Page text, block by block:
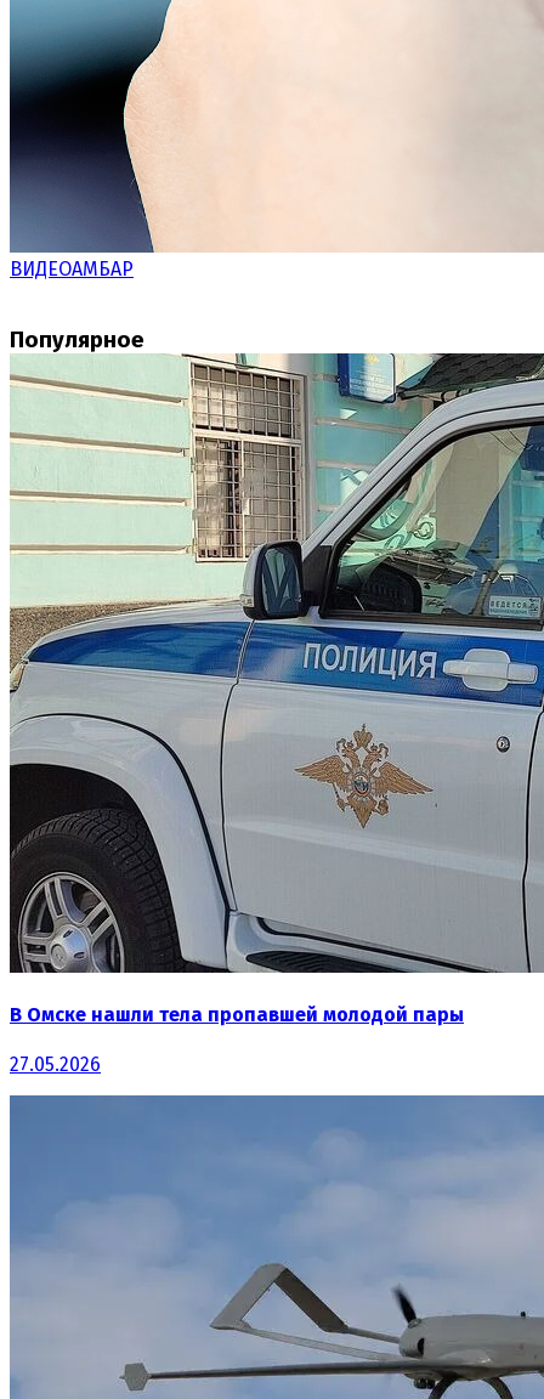
ВИДЕОАМБАР
Популярное
В Омске нашли тела пропавшей молодой пары
27.05.2026